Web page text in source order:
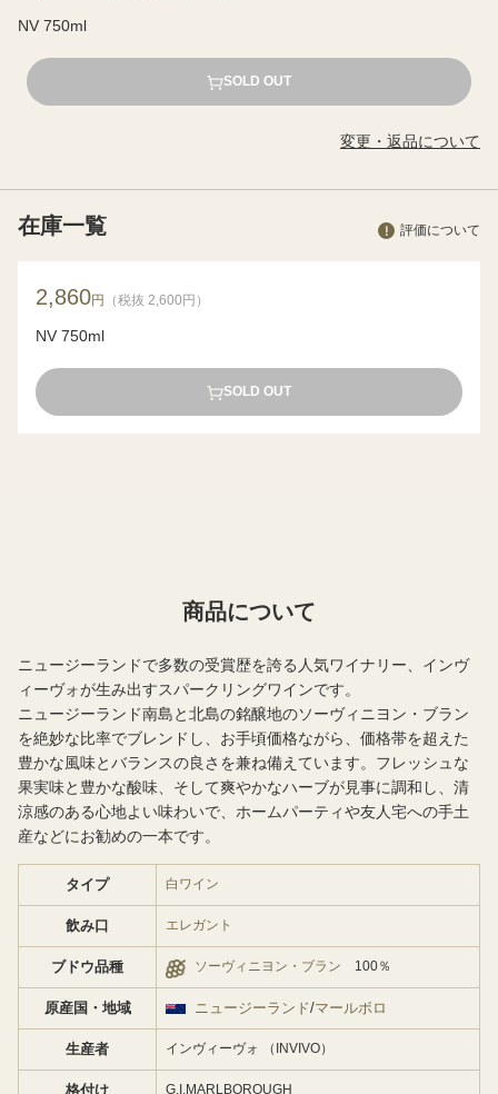
NV 750ml
SOLD OUT
変更・返品について
在庫一覧 評価について
2,860円 （税抜 2,600円）
NV 750ml
SOLD OUT
商品について
ニュージーランドで多数の受賞歴を誇る人気ワイナリー、インヴ
ィーヴォが生み出すスパークリングワインです。
ニュージーランド南島と北島の銘醸地のソーヴィニヨン・ブラン
を絶妙な比率でブレンドし、お手頃価格ながら、価格帯を超えた
豊かな風味とバランスの良さを兼ね備えています。フレッシュな
果実味と豊かな酸味、そして爽やかなハーブが見事に調和し、清
涼感のある心地よい味わいで、ホームパーティや友人宅への手土
産などにお勧めの一本です。
タイプ 白ワイン
飲み口 エレガント
ブドウ品種 ソーヴィニヨン・ブラン 100％
原産国・地域 ニュージーランド/マールボロ
生産者 インヴィーヴォ （INVIVO）
格付け G.I.MARLBOROUGH